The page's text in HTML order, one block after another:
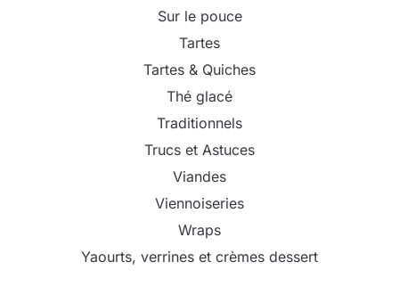
Sur le pouce
Tartes
Tartes & Quiches
Thé glacé
Traditionnels
Trucs et Astuces
Viandes
Viennoiseries
Wraps
Yaourts, verrines et crèmes dessert